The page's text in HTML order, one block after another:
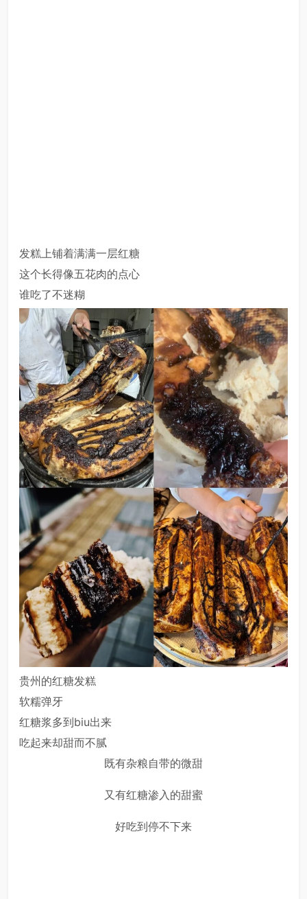
发糕上铺着满满一层红糖
这个长得像五花肉的点心
谁吃了不迷糊
贵州的红糖发糕
软糯弹牙
红糖浆多到biu出来
吃起来却甜而不腻
既有杂粮自带的微甜
又有红糖渗入的甜蜜
好吃到停不下来